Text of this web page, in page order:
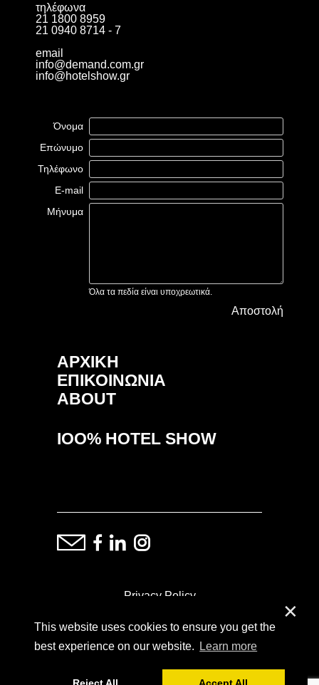
This website uses cookies to ensure you get the
best experience on our website.
Learn more
✕
τηλέφωνα
21 1800 8959
21 0940 8714 - 7
email
info@demand.com.gr
info@hotelshow.gr
Όνομα
Επώνυμο
Τηλέφωνο
E-mail
Μήνυμα
Όλα τα πεδία είναι υποχρεωτικά.
Αποστολή
ΑΡΧΙΚΗ
ΕΠΙΚΟΙΝΩΝΙΑ
ABOUT
IOO% HOTEL SHOW
Privacy Policy
ⓒ Copyright: Demand Fairs & Media, 2014-2026